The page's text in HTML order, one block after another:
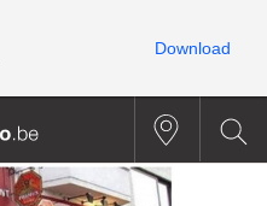
Download